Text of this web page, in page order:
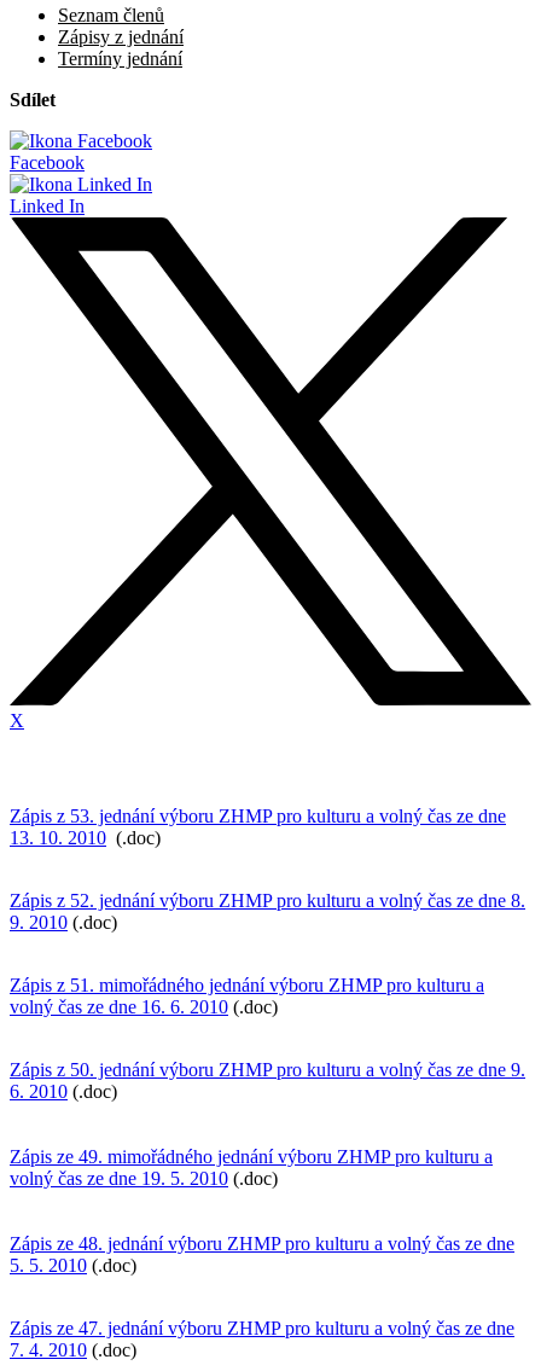
Seznam členů
Zápisy z jednání
Termíny jednání
Sdílet
Facebook
Linked In
X
Zápis z 53. jednání výboru ZHMP pro kulturu a volný čas ze dne
13. 10. 2010 (.doc)
Zápis z 52. jednání výboru ZHMP pro kulturu a volný čas ze dne 8.
9. 2010 (.doc)
Zápis z 51. mimořádného jednání výboru ZHMP pro kulturu a
volný čas ze dne 16. 6. 2010 (.doc)
Zápis z 50. jednání výboru ZHMP pro kulturu a volný čas ze dne 9.
6. 2010 (.doc)
Zápis ze 49. mimořádného jednání výboru ZHMP pro kulturu a
volný čas ze dne 19. 5. 2010 (.doc)
Zápis ze 48. jednání výboru ZHMP pro kulturu a volný čas ze dne
5. 5. 2010 (.doc)
Zápis ze 47. jednání výboru ZHMP pro kulturu a volný čas ze dne
7. 4. 2010 (.doc)